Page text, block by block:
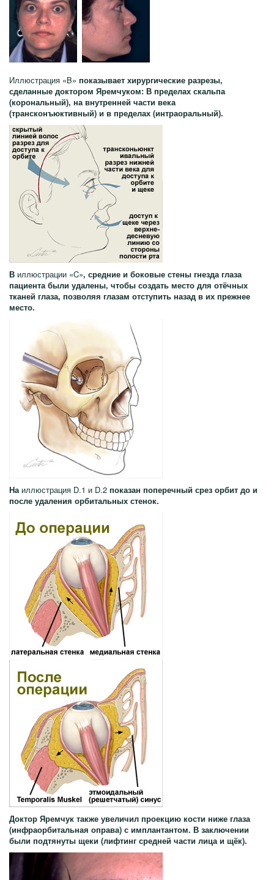
Иллюстрация «B» показывает хирургические разрезы,
сделанные доктором Яремчуком: В пределах скальпа
(корональный), на внутренней части века
(трансконъюктивный) и в пределах (интраоральный).
В иллюстрации «C», средние и боковые стены гнезда глаза
пациента были удалены, чтобы создать место для отёчных
тканей глаза, позволяя глазам отступить назад в их прежнее
место.
На иллюстрация D.1 и D.2 показан поперечный срез орбит до и
после удаления орбитальных стенок.
Доктор Яремчук также увеличил проекцию кости ниже глаза
(инфраорбитальная оправа) с имплантантом. В заключении
были подтянуты щеки (лифтинг средней части лица и щёк).